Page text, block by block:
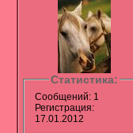
Статистика:
Сообщений: 1
Регистрация:
17.01.2012